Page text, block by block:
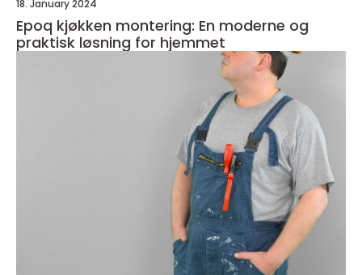
18. January 2024
Epoq kjøkken montering: En moderne og
praktisk løsning for hjemmet